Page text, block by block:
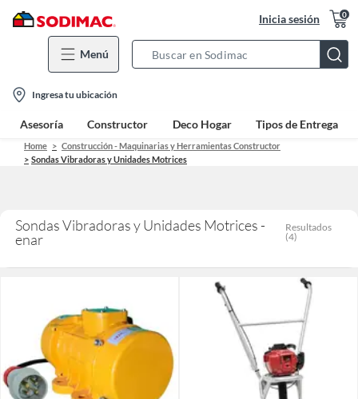
Inicia sesión 0
Menú
Bar
location-
icon
Ingresa tu ubicación
Asesoría Constructor Deco Hogar Tipos de Entrega
Home
Construcción - Maquinarias y Herramientas Constructor
Sondas Vibradoras y Unidades Motrices
Sondas Vibradoras y Unidades Motrices -
enar
Resultados
(4)